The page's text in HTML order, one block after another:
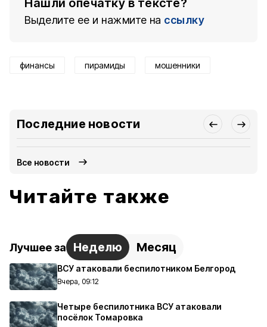
Нашли опечатку в тексте?
Выделите ее и нажмите на ссылку
финансы пирамиды мошенники
Последние новости
Все новости
Читайте также
Лучшее за Неделю Месяц
ВСУ атаковали беспилотником Белгород
Вчера, 09:12
Четыре беспилотника ВСУ атаковали
посёлок Томаровка